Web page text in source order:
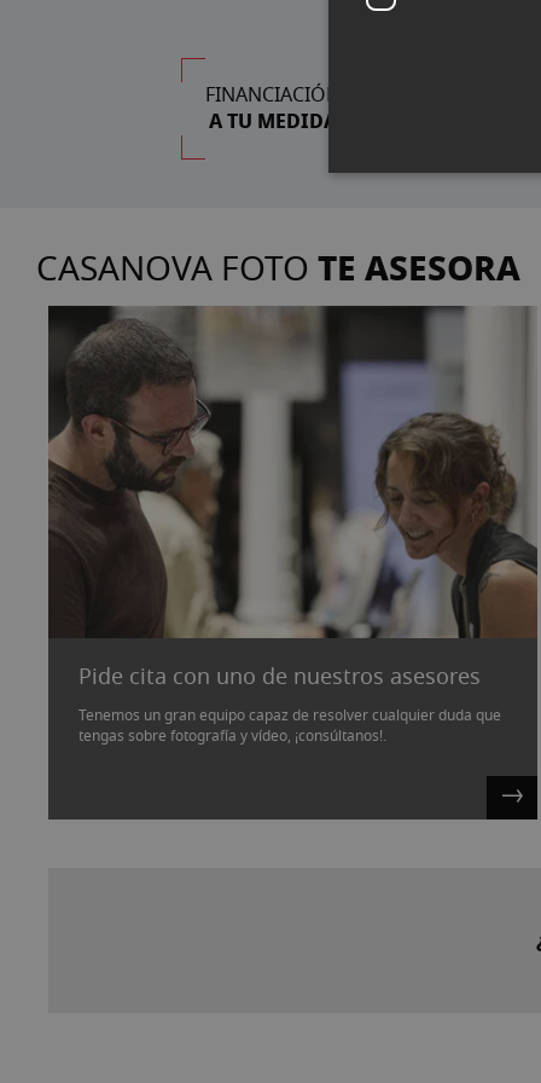
FINANCIACIÓN
A TU MEDIDA
CASANOVA FOTO TE ASESORA
Pide cita con uno de nuestros asesores
Tenemos un gran equipo capaz de resolver cualquier duda que
tengas sobre fotografía y vídeo, ¡consúltanos!.